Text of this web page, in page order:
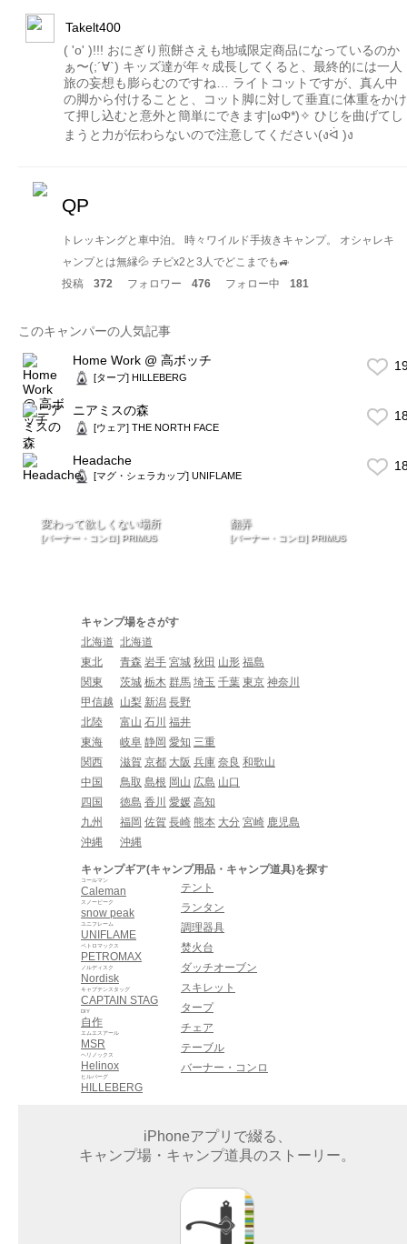
Takelt400
( 'o' )!!! おにぎり煎餅さえも地域限定商品になっているのか
ぁ〜(;´∀`) キッズ達が年々成長してくると、最終的には一人
旅の妄想も膨らむのですね… ライトコットですが、真ん中
の脚から付けることと、コット脚に対して垂直に体重をかけ
て押し込むと意外と簡単にできます|ωΦ*)✧ ひじを曲げてし
まうと力が伝わらないので注意してください(งᐛ )ง
QP
トレッキングと車中泊。 時々ワイルド手抜きキャンプ。 オシャレキ
ャンプとは無縁💦 チビx2と3人でどこまでも🚙
投稿
372 フォロワー 476 フォロー中 181
このキャンパーの人気記事
Home Work @ 高ボッチ
[タープ] HILLEBERG
ニアミスの森
[ウェア] THE NORTH FACE
Headache
[マグ・シェラカップ] UNIFLAME
変わって欲しくない場所
[バーナー・コンロ] PRIMUS
翻弄
[バーナー・コンロ] PRIMUS
キャンプ場をさがす
北海道 北海道
東北
青森 岩手 宮城 秋田 山形 福島
関東
茨城 栃木 群馬 埼玉 千葉 東京 神奈川
甲信越
山梨 新潟 長野
北陸
富山 石川 福井
東海
岐阜 静岡 愛知 三重
関西
滋賀 京都 大阪 兵庫 奈良 和歌山
中国
鳥取 島根 岡山 広島 山口
四国
徳島 香川 愛媛 高知
九州
福岡 佐賀 長崎 熊本 大分 宮崎 鹿児島
沖縄
沖縄
キャンプギア(キャンプ用品・キャンプ道具)を探す
Caleman
コールマン
snow peak
スノーピーク
UNIFLAME
ユニフレーム
PETROMAX
ペトロマックス
Nordisk
ノルディスク
CAPTAIN STAG
キャプテンスタッグ
自作
DIY
MSR
エムエスアール
Helinox
ヘリノックス
HILLEBERG
ヒルバーグ
テント
ランタン
調理器具
焚火台
ダッチオーブン
スキレット
タープ
チェア
テーブル
バーナー・コンロ
iPhoneアプリで綴る、
キャンプ場・キャンプ道具のストーリー。